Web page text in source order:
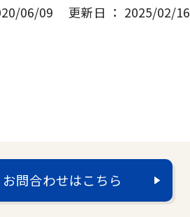
06/09 更新日 ： 2025/02/16
お問合わせはこちら